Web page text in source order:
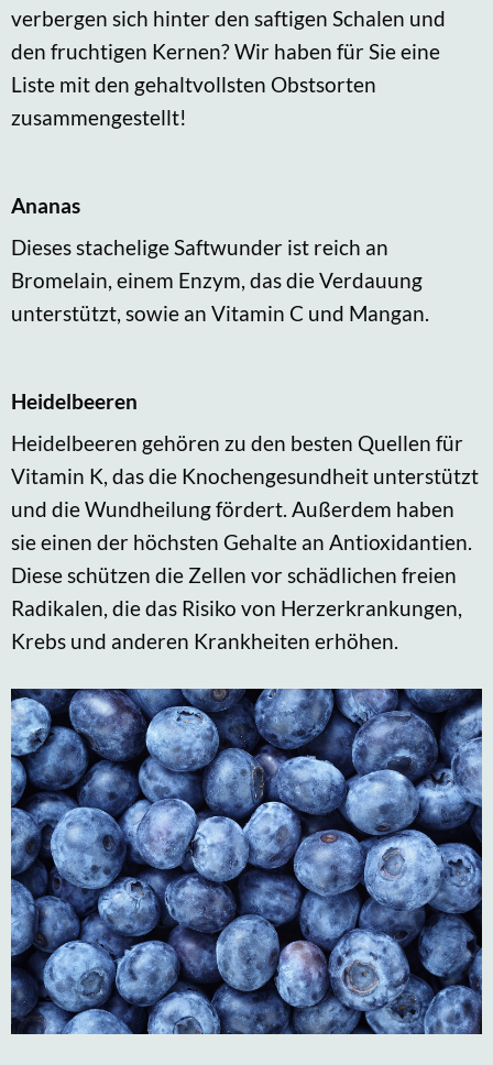
verbergen sich hinter den saftigen Schalen und
den fruchtigen Kernen? Wir haben für Sie eine
Liste mit den gehaltvollsten Obstsorten
zusammengestellt!
Ananas
Dieses stachelige Saftwunder ist reich an
Bromelain, einem Enzym, das die Verdauung
unterstützt, sowie an Vitamin C und Mangan.
Heidelbeeren
Heidelbeeren gehören zu den besten Quellen für
Vitamin K, das die Knochengesundheit unterstützt
und die Wundheilung fördert. Außerdem haben
sie einen der höchsten Gehalte an Antioxidantien.
Diese schützen die Zellen vor schädlichen freien
Radikalen, die das Risiko von Herzerkrankungen,
Krebs und anderen Krankheiten erhöhen.